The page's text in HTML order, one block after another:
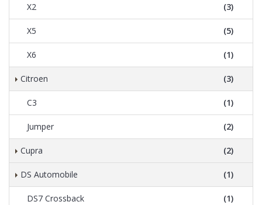
X2 (3)
X5 (5)
X6 (1)
Citroen (3)
C3 (1)
Jumper (2)
Cupra (2)
DS Automobile (1)
DS7 Crossback (1)